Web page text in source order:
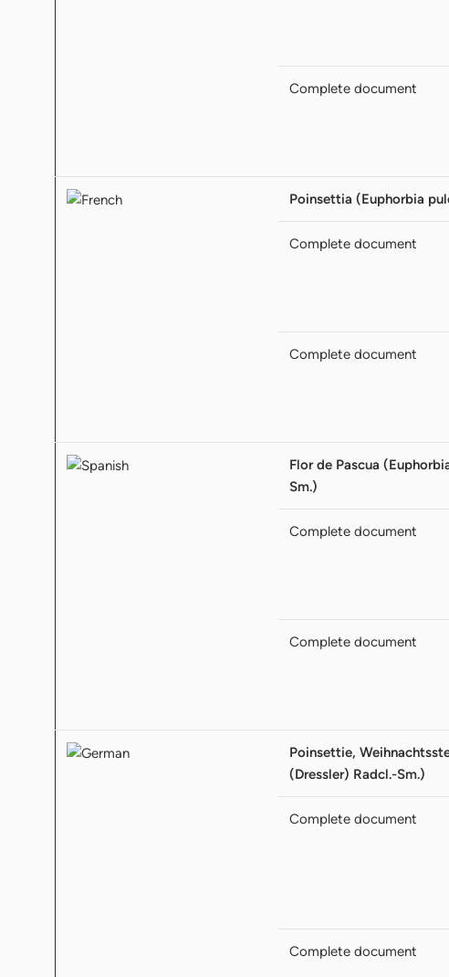
Complete document
Poinsettia (Euphorbia
Complete document
Complete document
Flor de Pascua
Sm.)
Complete document
Complete document
Poinsettie,
(Dressler) Radcl.-Sm.)
Complete document
Complete document